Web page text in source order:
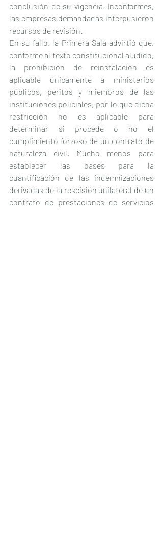
conclusión de su vigencia. Inconformes,
las empresas demandadas interpusieron
recursos de revisión.
En su fallo, la Primera Sala advirtió que,
conforme al texto constitucional aludido,
la prohibición de reinstalación es
aplicable únicamente a ministerios
públicos, peritos y miembros de las
instituciones policiales, por lo que dicha
restricción no es aplicable para
determinar si procede o no el
cumplimiento forzoso de un contrato de
naturaleza civil. Mucho menos para
establecer las bases para la
cuantificación de las indemnizaciones
derivadas de la rescisión unilateral de un
contrato de prestaciones de servicios